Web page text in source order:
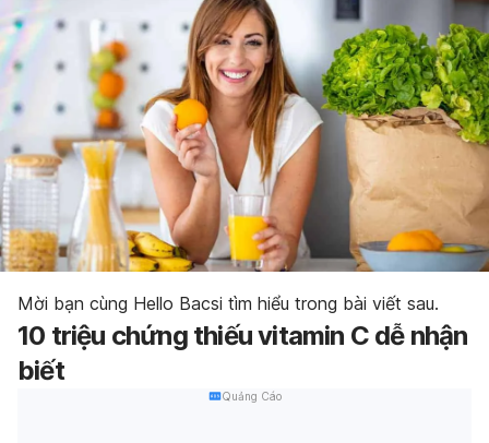
Mời bạn cùng Hello Bacsi tìm hiểu trong bài viết sau.
10 triệu chứng thiếu vitamin C dễ nhận
biết
Quảng Cáo